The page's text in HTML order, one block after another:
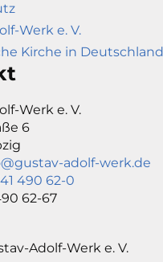
Werk e. V.
Kirche in Deutschland
Werk e. V.
6
adolf-werk.de
490 62-0
62-67
Adolf-Werk e. V.